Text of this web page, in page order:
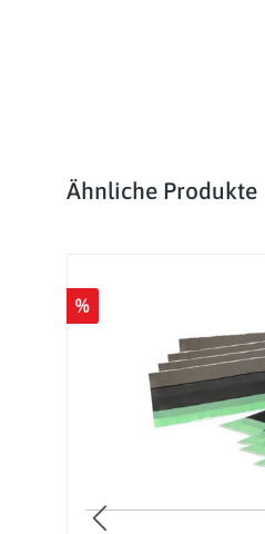
Produktgalerie überspringen
Ähnliche Produkte
%